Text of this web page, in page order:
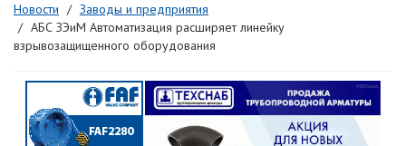
Новости
Заводы и предприятия
АБС ЗЭиМ Автоматизация расширяет линейку
взрывозащищенного оборудования